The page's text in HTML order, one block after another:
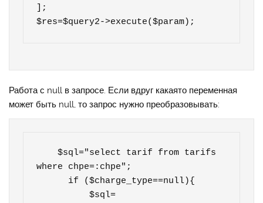
];
$res=$query2->execute($param);
Работа с null в запросе. Если вдруг какаято переменная
может быть null, то запрос нужно преобразовывать:
    $sql="select tarif from tarifs
where chpe=:chpe";
          $sql=